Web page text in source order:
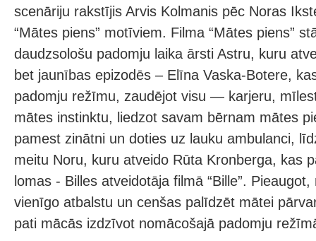
scenāriju rakstījis Arvis Kolmanis pēc Noras
“Mātes piens” motīviem. Filma “Mātes piens”
daudzsološu padomju laika ārsti Astru, kuru
bet jaunības epizodēs – Elīna Vaska-Botere,
padomju režīmu, zaudējot visu — karjeru,
mātes instinktu, liedzot savam bērnam mātes
pamest zinātni un doties uz lauku ambulanci,
meitu Noru, kuru atveido Rūta Kronberga, kas
lomas - Billes atveidotāja filmā “Bille”.
vienīgo atbalstu un cenšas palīdzēt mātei
pati mācās izdzīvot nomācošajā padomju